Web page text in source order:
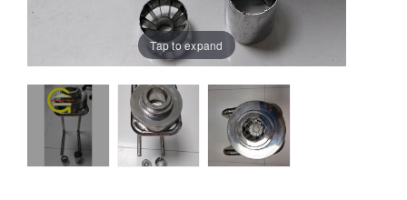
Tap to expand